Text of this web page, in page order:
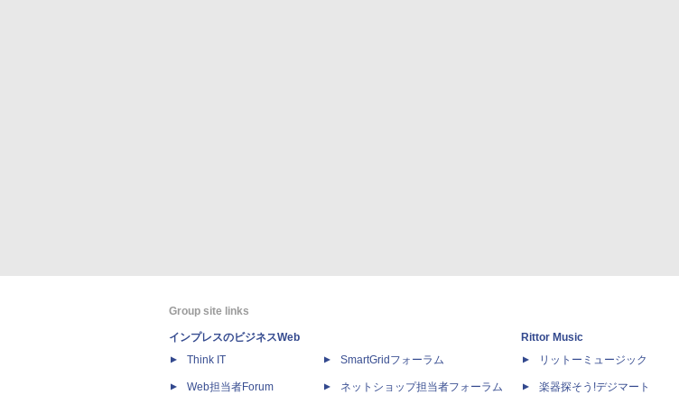
Group site links
インプレスのビジネスWeb
Think IT
Web担当者Forum
SmartGridフォーラム
ネットショップ担当者フォーラム
Rittor Music
リットーミュージック
楽器探そう!デジマート